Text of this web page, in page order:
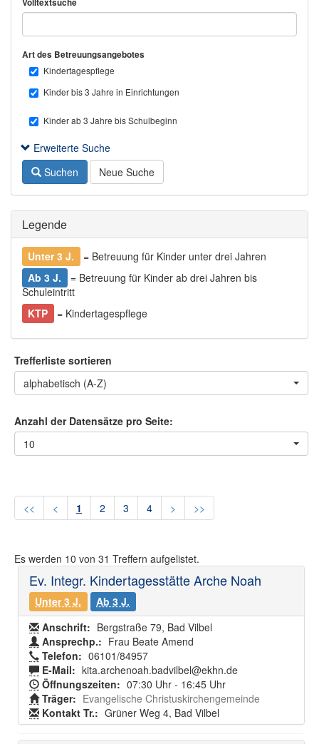
Volltextsuche
Art des Betreuungsangebotes
Kindertagespflege
Kinder bis 3 Jahre in Einrichtungen
Kinder ab 3 Jahre bis Schulbeginn
Erweiterte Suche
Suchen
Neue Suche
Legende
Unter 3 J.
= Betreuung für Kinder unter drei Jahren
Ab 3 J.
= Betreuung für Kinder ab drei Jahren bis
Schuleintritt
KTP
= Kindertagespflege
Trefferliste sortieren
alphabetisch (A-Z)
Anzahl der Datensätze pro Seite:
10
<< < 1 2 3 4 > >>
Es werden 10 von 31 Treffern aufgelistet.
Ev. Integr. Kindertagesstätte Arche Noah
Unter 3 J.
Ab 3 J.
Anschrift: Bergstraße 79, Bad Vilbel
Ansprechp.: Frau Beate Amend
Telefon: 06101/84957
E-Mail: kita.archenoah.badvilbel@ekhn.de
Öffnungszeiten: 07:30 Uhr - 16:45 Uhr
Träger: Evangelische Christuskirchengemeinde
Kontakt Tr.: Grüner Weg 4, Bad Vilbel